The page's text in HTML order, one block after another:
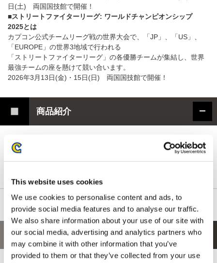
This website uses cookies
We use cookies to personalise content and ads, to
provide social media features and to analyse our traffic.
We also share information about your use of our site with
our social media, advertising and analytics partners who
may combine it with other information that you’ve
provided to them or that they’ve collected from your use
日(土) 両国国技館で開催！
■ストリートファイターリーグ: ワールドチャンピオンシップ
2025とは
カプコン公式チームリーグ戦の世界大会で、「JP」、「US」、
「EUROPE」の世界3地域で行われる
「ストリートファイターリーグ」の各優勝チームが集結し、世界
最強チームの座を懸けて競い合います。
2026年3月13日(金)・15日(日) 両国国技館で開催！
商品紹介
ルドチャンピオンシップ 2025」ロゴをプリントしたバングルライ
あなたにおすすめの商品